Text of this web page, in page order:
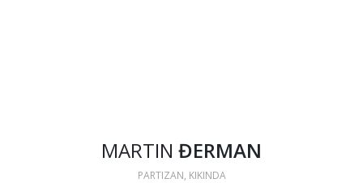
MARTIN ĐERMAN
PARTIZAN, KIKINDA